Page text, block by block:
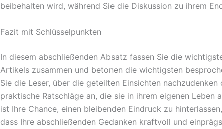
beibehalten wird, während Sie die Diskussion zu ihrem
Fazit mit Schlüsselpunkten
In diesem abschließenden Absatz fassen Sie die
Artikels zusammen und betonen die wichtigsten
Sie die Leser, über die geteilten Einsichten nachzudenken
praktische Ratschläge an, die sie in ihrem eigenen Leben
ist Ihre Chance, einen bleibenden Eindruck zu
dass Ihre abschließenden Gedanken kraftvoll und